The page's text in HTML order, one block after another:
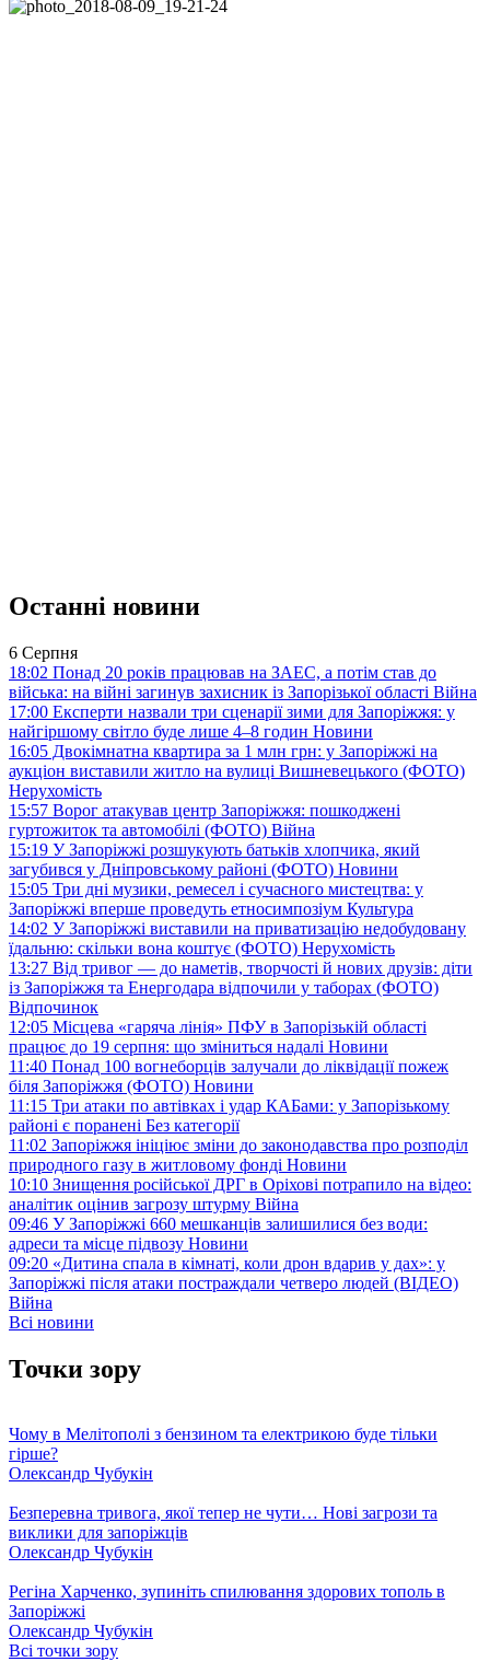
Останні новини
6 Серпня
18:02 Понад 20 років працював на ЗАЕС, а потім став до
війська: на війні загинув захисник із Запорізької області Війна
17:00 Експерти назвали три сценарії зими для Запоріжжя: у
найгіршому світло буде лише 4–8 годин Новини
16:05 Двокімнатна квартира за 1 млн грн: у Запоріжжі на
аукціон виставили житло на вулиці Вишневецького (ФОТО)
Нерухомість
15:57 Ворог атакував центр Запоріжжя: пошкоджені
гуртожиток та автомобілі (ФОТО) Війна
15:19 У Запоріжжі розшукують батьків хлопчика, який
загубився у Дніпровському районі (ФОТО) Новини
15:05 Три дні музики, ремесел і сучасного мистецтва: у
Запоріжжі вперше проведуть етносимпозіум Культура
14:02 У Запоріжжі виставили на приватизацію недобудовану
їдальню: скільки вона коштує (ФОТО) Нерухомість
13:27 Від тривог — до наметів, творчості й нових друзів: діти
із Запоріжжя та Енергодара відпочили у таборах (ФОТО)
Відпочинок
12:05 Місцева «гаряча лінія» ПФУ в Запорізькій області
працює до 19 серпня: що зміниться надалі Новини
11:40 Понад 100 вогнеборців залучали до ліквідації пожеж
біля Запоріжжя (ФОТО) Новини
11:15 Три атаки по автівках і удар КАБами: у Запорізькому
районі є поранені Без категорії
11:02 Запоріжжя ініціює зміни до законодавства про розподіл
природного газу в житловому фонді Новини
10:10 Знищення російської ДРГ в Оріхові потрапило на відео:
аналітик оцінив загрозу штурму Війна
09:46 У Запоріжжі 660 мешканців залишилися без води:
адреси та місце підвозу Новини
09:20 «Дитина спала в кімнаті, коли дрон вдарив у дах»: у
Запоріжжі після атаки постраждали четверо людей (ВІДЕО)
Війна
Всі новини
Точки зору
Чому в Мелітополі з бензином та електрикою буде тільки
гірше?
Олександр Чубукін
Безперевна тривога, якої тепер не чути… Нові загрози та
виклики для запоріжців
Олександр Чубукін
Регіна Харченко, зупиніть спилювання здорових тополь в
Запоріжжі
Олександр Чубукін
Всі точки зору